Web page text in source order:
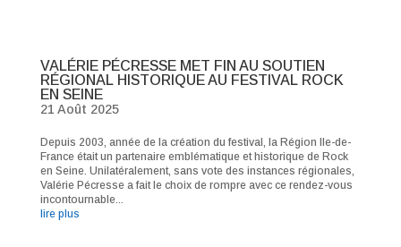
VALÉRIE PÉCRESSE MET FIN AU SOUTIEN
RÉGIONAL HISTORIQUE AU FESTIVAL ROCK
EN SEINE
21 Août 2025
Depuis 2003, année de la création du festival, la Région Ile-de-
France était un partenaire emblématique et historique de Rock
en Seine. Unilatéralement, sans vote des instances régionales,
Valérie Pécresse a fait le choix de rompre avec ce rendez-vous
incontournable...
lire plus